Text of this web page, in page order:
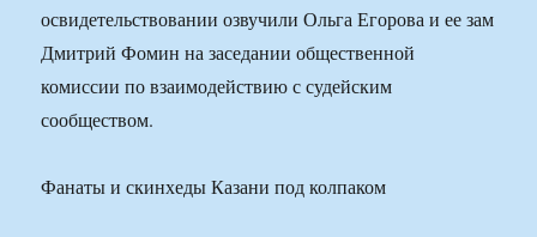
освидетельствовании озвучили Ольга Егорова и ее зам
Дмитрий Фомин на заседании общественной
комиссии по взаимодействию с судейским
сообществом.
Фанаты и скинхеды Казани под колпаком